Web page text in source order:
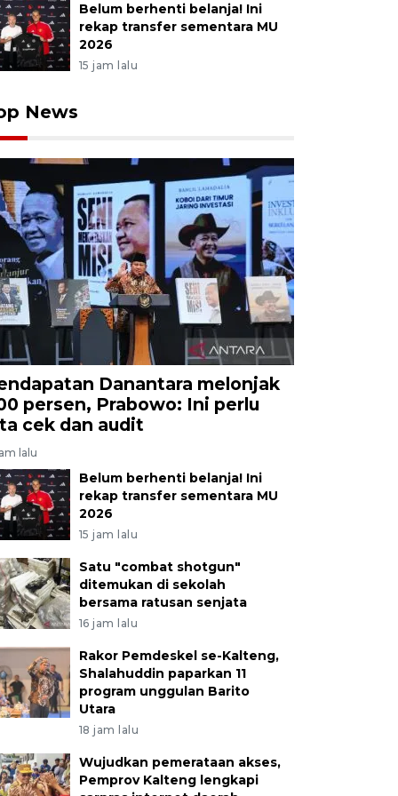
Belum berhenti belanja! Ini
rekap transfer sementara MU
2026
15 jam lalu
News
Danantara melonjak
persen, Prabowo: Ini perlu
cek dan audit
lalu
Belum berhenti belanja! Ini
rekap transfer sementara MU
2026
15 jam lalu
Satu "combat shotgun"
ditemukan di sekolah
bersama ratusan senjata
16 jam lalu
Rakor Pemdeskel se-Kalteng,
Shalahuddin paparkan 11
program unggulan Barito
Utara
18 jam lalu
Wujudkan pemerataan akses,
Pemprov Kalteng lengkapi